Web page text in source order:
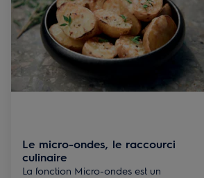
Le micro-ondes, le raccourci
culinaire
La fonction Micro-ondes est un